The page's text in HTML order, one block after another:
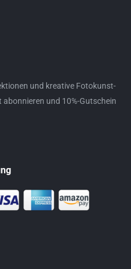
und kreative Fotokunst-
und 10%-Gutschein